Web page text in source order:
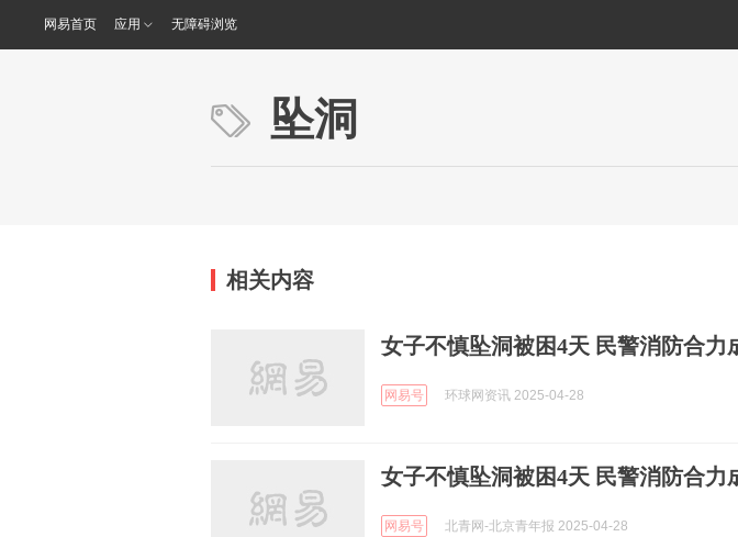
网易首页 应用 无障碍浏览
坠洞
相关内容
女子不慎坠洞被困4天 民警消防合力
网易号 环球网资讯 2025-04-28
女子不慎坠洞被困4天 民警消防合力
网易号 北青网-北京青年报 2025-04-28